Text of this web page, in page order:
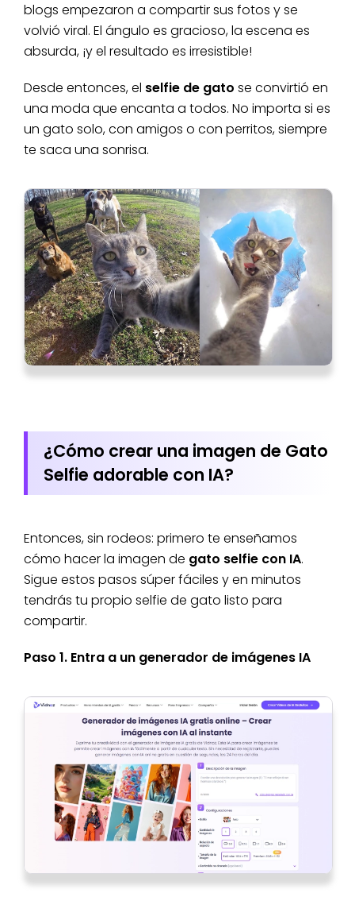
blogs empezaron a compartir sus fotos y se
volvió viral. El ángulo es gracioso, la escena es
absurda, ¡y el resultado es irresistible!
Desde entonces, el selfie de gato se convirtió en
una moda que encanta a todos. No importa si es
un gato solo, con amigos o con perritos, siempre
te saca una sonrisa.
¿Cómo crear una imagen de Gato
Selfie adorable con IA?
Entonces, sin rodeos: primero te enseñamos
cómo hacer la imagen de gato selfie con IA.
Sigue estos pasos súper fáciles y en minutos
tendrás tu propio selfie de gato listo para
compartir.
Paso 1. Entra a un generador de imágenes IA